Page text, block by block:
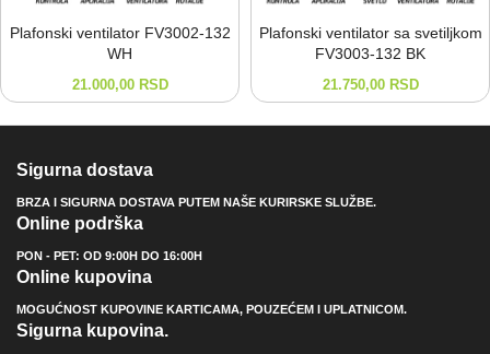
Plafonski ventilator FV3002-⁠132
WH
21.000,00 RSD
Plafonski ventilator sa svetiljkom
FV3003-⁠132 BK
21.750,00 RSD
Sigurna dostava
BRZA I SIGURNA DOSTAVA PUTEM NAŠE KURIRSKE SLUŽBE.
Online podrška
PON - PET: OD 9:00H DO 16:00H
Online kupovina
MOGUĆNOST KUPOVINE KARTICAMA, POUZEĆEM I UPLATNICOM.
Sigurna kupovina.